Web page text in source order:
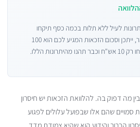
לעיל ללא תלות בכמה כסף תיקחו
בהלוואת הזכאות! כלומר, ייתכן וסכום הזכאות המגיע לכם הוא 100
הללו.
מה דפוק בה. להלוואת הזכאות יש חיסרון
סמויים שהם אלו שבפועל עלולים לפגוע